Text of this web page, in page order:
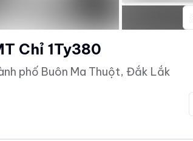
Chỉ 1Ty380
phố Buôn Ma Thuột, Đắk Lắk